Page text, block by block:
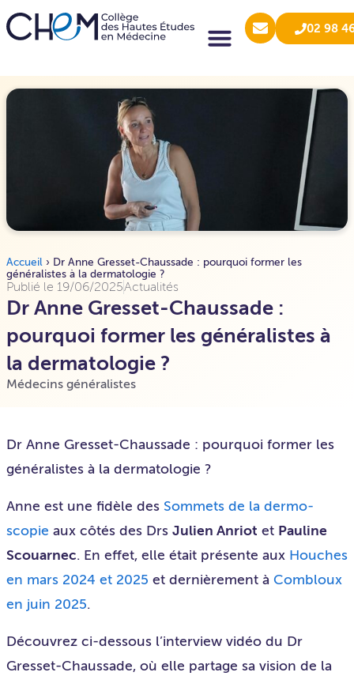
02 98
Accueil › Dr Anne Gresset-Chaussade : pourquoi former les
généralistes à la dermatologie ?
Publié le 19/06/2025Actualités
Dr Anne Gresset-Chaussade :
pourquoi former les généralistes à
la dermatologie ?
Médecins généralistes
Dr Anne Gresset-Chaussade : pourquoi former les
généralistes à la dermatologie ?
Anne est une fidèle des Sommets de la dermo-
scopie aux côtés des Drs Julien Anriot et Pauline
Scouarnec. En effet, elle était présente aux Houches
en mars 2024 et 2025 et dernièrement à Combloux
en juin 2025.
Découvrez ci-dessous l’interview vidéo du Dr
Gresset-Chaussade, où elle partage sa vision de la